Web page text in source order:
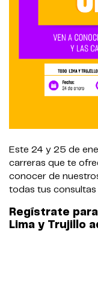
Este 24 y 25 de
carreras que te
conocer de
todas tus consultas
Regístrate
Lima y Trujillo